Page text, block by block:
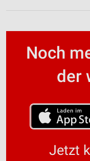
Noch
der
Jetzt